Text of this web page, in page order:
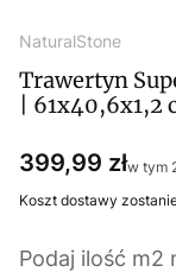
NaturalStone
Trawertyn
| 61x40,6x1,2
Cena
399,99 złw tym
w tym
Koszt dostawy
Podaj ilość m2